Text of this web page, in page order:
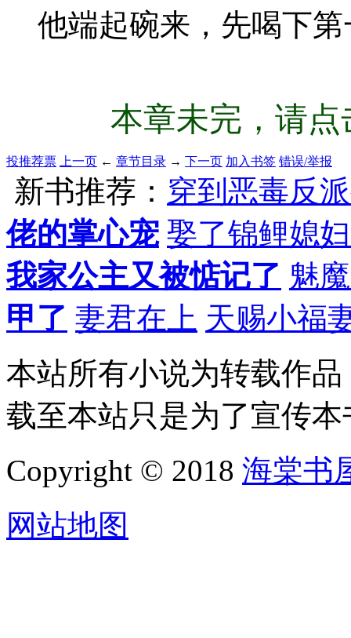
他端起碗来，先喝下第
本章未完，请
投推荐票 上一页 ← 章节目录 → 下一页 加入书签 错误/举报
新书推荐： 穿到恶毒反
佬的掌心宠 娶了锦鲤媳
我家公主又被惦记了 魅
甲了 妻君在上 天赐小福
本站所有小说为转载作
载至本站只是为了宣传
Copyright © 2018 海棠书
网站地图